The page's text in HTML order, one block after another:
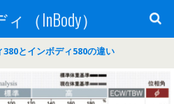
（InBody）
とインボディ580の違い